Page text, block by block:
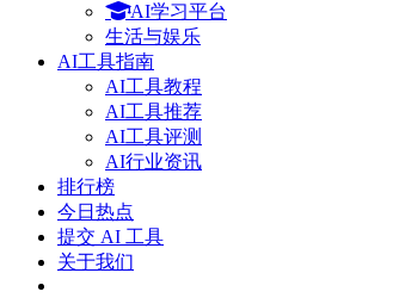
AI学习平台
生活与娱乐
AI工具指南
AI工具教程
AI工具推荐
AI工具评测
AI行业资讯
排行榜
今日热点
提交 AI 工具
关于我们